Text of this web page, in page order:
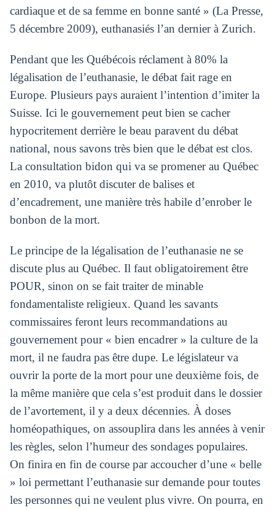
cardiaque et de sa femme en bonne santé » (La Presse,
5 décembre 2009), euthanasiés l’an dernier à Zurich.
Pendant que les Québécois réclament à 80% la
légalisation de l’euthanasie, le débat fait rage en
Europe. Plusieurs pays auraient l’intention d’imiter la
Suisse. Ici le gouvernement peut bien se cacher
hypocritement derrière le beau paravent du débat
national, nous savons très bien que le débat est clos.
La consultation bidon qui va se promener au Québec
en 2010, va plutôt discuter de balises et
d’encadrement, une manière très habile d’enrober le
bonbon de la mort.
Le principe de la légalisation de l’euthanasie ne se
discute plus au Québec. Il faut obligatoirement être
POUR, sinon on se fait traiter de minable
fondamentaliste religieux. Quand les savants
commissaires feront leurs recommandations au
gouvernement pour « bien encadrer » la culture de la
mort, il ne faudra pas être dupe. Le législateur va
ouvrir la porte de la mort pour une deuxième fois, de
la même manière que cela s’est produit dans le dossier
de l’avortement, il y a deux décennies. À doses
homéopathiques, on assouplira dans les années à venir
les règles, selon l’humeur des sondages populaires.
On finira en fin de course par accoucher d’une « belle
» loi permettant l’euthanasie sur demande pour toutes
les personnes qui ne veulent plus vivre. On pourra, en